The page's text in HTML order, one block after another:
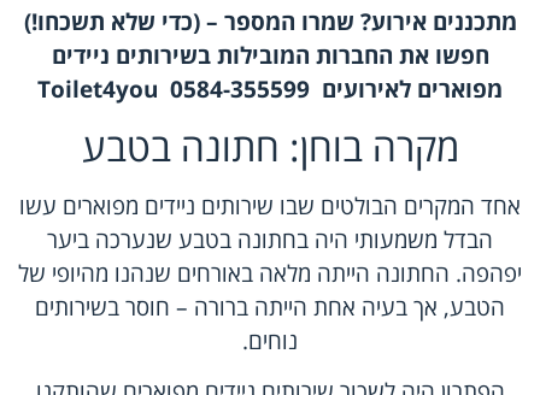
מתכננים אירוע? שמרו המספר – (כדי שלא תשכחו!)
חפשו את החברות המובילות בשירותים ניידים
מפוארים לאירועים
Toilet4you 0584-355599
מקרה בוחן: חתונה בטבע
אחד המקרים הבולטים שבו שירותים ניידים מפוארים עשו
הבדל משמעותי היה בחתונה בטבע שנערכה ביער
יפהפה. החתונה הייתה מלאה באורחים שנהנו מהיופי של
הטבע, אך בעיה אחת הייתה ברורה – חוסר בשירותים
נוחים.